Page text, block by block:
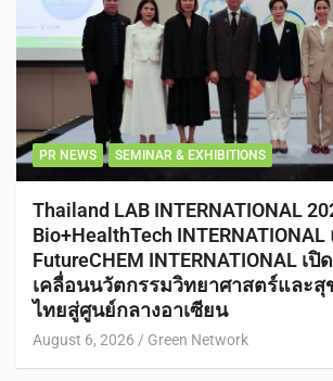
PR NEWS SEMINAR & EXHIBITIONS
Thailand LAB INTERNATIONAL
Bio+HealthTech INTERNATIONAL
FutureCHEM INTERNATIONAL เปิ
เคลื่อนนวัตกรรมวิทยาศาสตร์และ
ไทยสู่ศูนย์กลางอาเซียน
August 6, 2026 Green Network